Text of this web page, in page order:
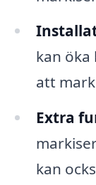
kan
att
Extra
kan